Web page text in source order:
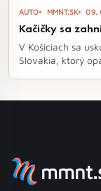
AUTO MMNT.SK 09.
Kačičky sa
V Košiciach sa
Slovakia, ktorý
na Hlavnej ulici,